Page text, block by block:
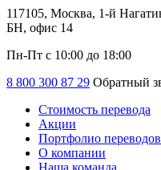
117105, Москва, 1-й
БН, офис 14
Пн-Пт с 10:00 до 18:00
8 800 300 87 29 Обратный
Стоимость перевода
Акции
Портфолио переводов
О компании